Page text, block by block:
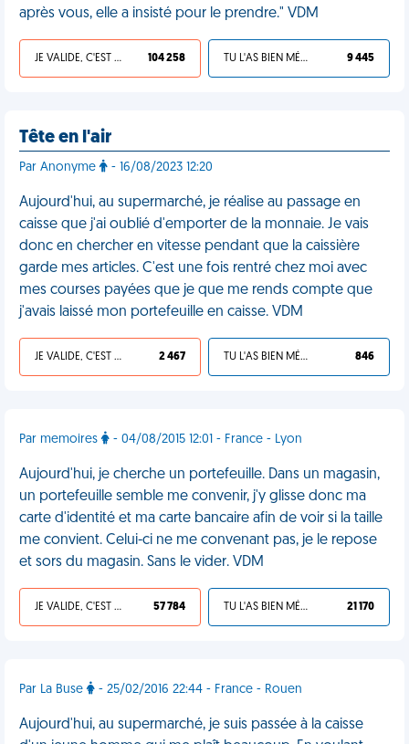
après vous, elle a insisté pour le prendre." VDM
JE VALIDE, C'EST UNE VDM 104 258 TU L'AS BIEN MÉRITÉ 9 445
Tête en l'air
Par Anonyme - 16/08/2023 12:20
Aujourd'hui, au supermarché, je réalise au passage en
caisse que j'ai oublié d'emporter de la monnaie. Je vais
donc en chercher en vitesse pendant que la caissière
garde mes articles. C'est une fois rentré chez moi avec
mes courses payées que je que me rends compte que
j'avais laissé mon portefeuille en caisse. VDM
JE VALIDE, C'EST UNE VDM 2 467 TU L'AS BIEN MÉRITÉ 846
Par memoires - 04/08/2015 12:01 - France - Lyon
Aujourd'hui, je cherche un portefeuille. Dans un magasin,
un portefeuille semble me convenir, j'y glisse donc ma
carte d'identité et ma carte bancaire afin de voir si la taille
me convient. Celui-ci ne me convenant pas, je le repose
et sors du magasin. Sans le vider. VDM
JE VALIDE, C'EST UNE VDM 57 784 TU L'AS BIEN MÉRITÉ 21 170
Par La Buse - 25/02/2016 22:44 - France - Rouen
Aujourd'hui, au supermarché, je suis passée à la caisse